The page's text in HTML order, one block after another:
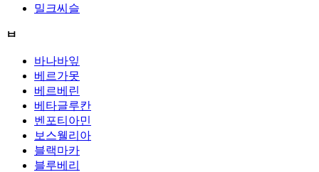
밀크씨슬
ㅂ
바나바잎
베르가못
베르베린
베타글루칸
벤포티아민
보스웰리아
블랙마카
블루베리